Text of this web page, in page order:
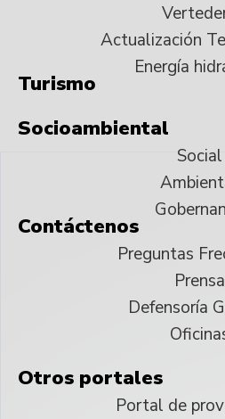
Actualización
Energía
Turismo
Socioambiental
Social
Contáctenos
Preguntas
Prensa
Defensoría
Otros portales
Portal de